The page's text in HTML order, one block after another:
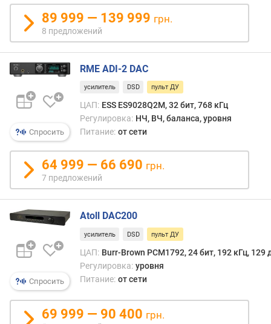
т
а
д
и
к
е
т
з
и
Ц
А
П
к
Г
)
р
89 999 — 139 999 грн.
8 предложений
Спросить
RME ADI-2 DAC
усилитель DSD пульт ДУ
ЦАП: ESS ES9028Q2M, 32 бит, 768 кГц
Регулировка: НЧ, ВЧ, баланса, уровня
Питание: от сети
64 999 — 66 690 грн.
7 предложений
Спросить
Atoll DAC200
усилитель DSD пульт ДУ
ЦАП: Burr-Brown PCM1792, 24 бит, 192 кГц, 129
Регулировка: уровня
Питание: от сети
69 999 — 90 400 грн.